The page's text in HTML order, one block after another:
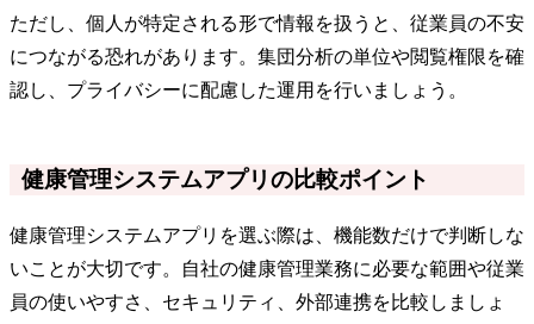
ただし、個人が特定される形で情報を扱うと、従業員の不安
につながる恐れがあります。集団分析の単位や閲覧権限を確
認し、プライバシーに配慮した運用を行いましょう。
健康管理システムアプリの比較ポイント
健康管理システムアプリを選ぶ際は、機能数だけで判断しな
いことが大切です。自社の健康管理業務に必要な範囲や従業
員の使いやすさ、セキュリティ、外部連携を比較しましょ